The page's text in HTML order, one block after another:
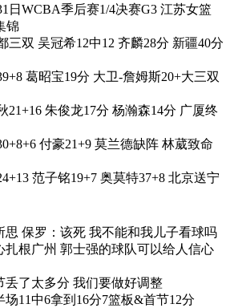
日WCBA季后赛1/4决赛G3 江苏女篮
锦
三双 吴冠希12中12 齐麟28分 新疆40分
葛昭宝19分 大卫-詹姆斯20+大三双
21+16 朱俊龙17分 杨瀚森14分 广厦终
付豪21+9 莫兰德缺阵 林葳致命
范子铭19+7 奥莫特37+8 北京送宁
思 保罗：该死 我不能和我儿子看球吗
扎根广州 郭士强的球队可以给人信心
丢了太多分 我们要做好调整
11中6拿到16分7篮板&首节12分